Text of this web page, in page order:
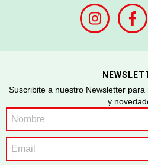
Suscribite a nuestro Newsletter
y